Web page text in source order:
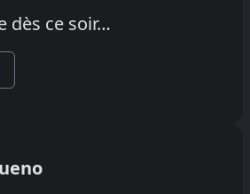
dès ce soir…